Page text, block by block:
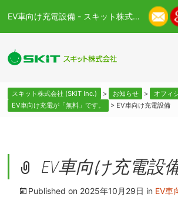
EV車向け充電設備 - スキット株式会社 (SKiT Inc.)
スキット株式会社 (SKiT Inc.) > お知らせ > オフィ
EV車向け充電が「無料」です。
> EV車向け充電設備
EV車向け充電設
Published on 2025年10月29日 in EV車